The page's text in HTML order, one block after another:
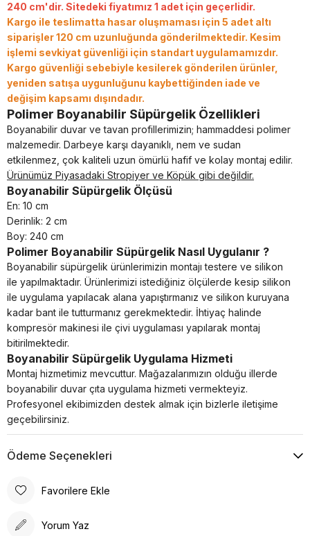
240 cm'dir. Sitedeki fiyatımız 1 adet için geçerlidir.
Kargo ile teslimatta hasar oluşmaması için 5 adet altı
siparişler 120 cm uzunluğunda gönderilmektedir. Kesim
işlemi sevkiyat güvenliği için standart uygulamamızdır.
Kargo güvenliği sebebiyle kesilerek gönderilen ürünler,
yeniden satışa uygunluğunu kaybettiğinden iade ve
değişim kapsamı dışındadır.
Polimer Boyanabilir Süpürgelik Özellikleri
Boyanabilir duvar ve tavan profillerimizin; hammaddesi polimer
malzemedir. Darbeye karşı dayanıklı, nem ve sudan
etkilenmez, çok kaliteli uzun ömürlü hafif ve kolay montaj edilir.
Ürünümüz Piyasadaki Stropiyer ve Köpük gibi değildir.
Boyanabilir Süpürgelik Ölçüsü
En: 10 cm
Derinlik: 2 cm
Boy: 240 cm
Polimer Boyanabilir Süpürgelik Nasıl Uygulanır ?
Boyanabilir süpürgelik ürünlerimizin montajı testere ve silikon
ile yapılmaktadır. Ürünlerimizi istediğiniz ölçülerde kesip silikon
ile uygulama yapılacak alana yapıştırmanız ve silikon kuruyana
kadar bant ile tutturmanız gerekmektedir. İhtiyaç halinde
kompresör makinesi ile çivi uygulaması yapılarak montaj
bitirilmektedir.
Boyanabilir Süpürgelik Uygulama Hizmeti
Montaj hizmetimiz mevcuttur. Mağazalarımızın olduğu illerde
boyanabilir duvar çıta uygulama hizmeti vermekteyiz.
Profesyonel ekibimizden destek almak için bizlerle iletişime
geçebilirsiniz.
Ödeme Seçenekleri
Favorilere Ekle
Yorum Yaz